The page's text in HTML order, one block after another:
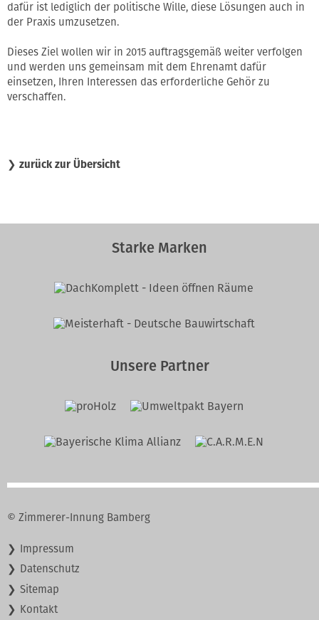
dafür ist lediglich der politische Wille, diese Lösungen auch in
der Praxis umzusetzen.
Dieses Ziel wollen wir in 2015 auftragsgemäß weiter verfolgen
und werden uns gemeinsam mit dem Ehrenamt dafür
einsetzen, Ihren Interessen das erforderliche Gehör zu
verschaffen.
❯ zurück zur Übersicht
Starke Marken
Unsere Partner
© Zimmerer-Innung Bamberg
Navigation
überspringen
Impressum
Datenschutz
Sitemap
Kontakt